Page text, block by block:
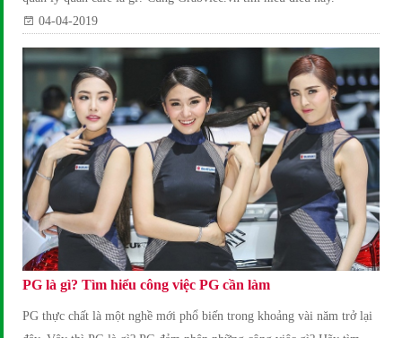
04-04-2019
PG là gì? Tìm hiểu công việc PG cần làm
PG thực chất là một nghề mới phổ biến trong khoảng vài năm trở lại